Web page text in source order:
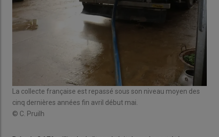
La collecte française est repassé sous son niveau moyen des
cinq dernières années fin avril début mai.
© C. Pruilh